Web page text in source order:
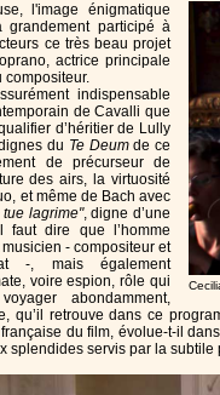
l'image énigmatique
grandement participé à
ce très beau projet
actrice principale
compositeur.
indispensable
de Cavalli que
d’héritier de Lully
du Te Deumde ce
de précurseur de
des airs, la virtuosité
et même de Bach avec
lagrime", digne d’une
faut dire que l’homme
- compositeur et
-, mais également
voire espion, rôle qui
abondamment,
qu’il retrouve dans ce
du film, évolue-t-il
splendides servis par la